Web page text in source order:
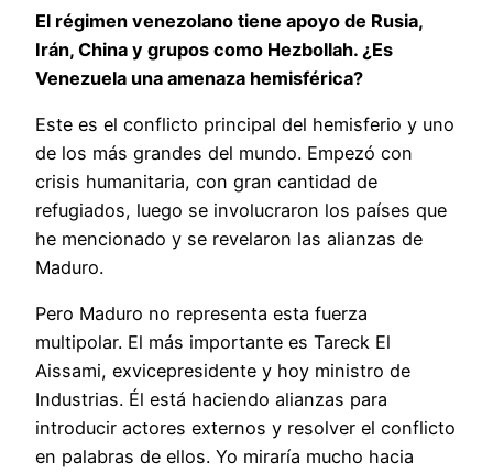
El régimen venezolano tiene apoyo de Rusia,
Irán, China y grupos como Hezbollah. ¿Es
Venezuela una amenaza hemisférica?
Este es el conflicto principal del hemisferio y uno
de los más grandes del mundo. Empezó con
crisis humanitaria, con gran cantidad de
refugiados, luego se involucraron los países que
he mencionado y se revelaron las alianzas de
Maduro.
Pero Maduro no representa esta fuerza
multipolar. El más importante es Tareck El
Aissami, exvicepresidente y hoy ministro de
Industrias. Él está haciendo alianzas para
introducir actores externos y resolver el conflicto
en palabras de ellos. Yo miraría mucho hacia